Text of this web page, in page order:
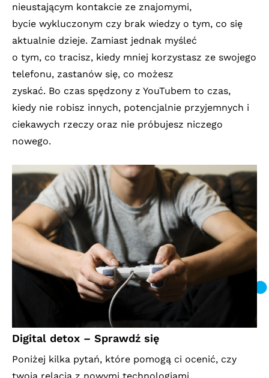
nieustającym kontakcie ze znajomymi,
bycie wykluczonym czy brak wiedzy o tym, co się
aktualnie dzieje. Zamiast jednak myśleć
o tym, co tracisz, kiedy mniej korzystasz ze swojego
telefonu, zastanów się, co możesz
zyskać. Bo czas spędzony z YouTubem to czas,
kiedy nie robisz innych, potencjalnie przyjemnych i
ciekawych rzeczy oraz nie próbujesz niczego
nowego.
Digital detox – Sprawdź się
Poniżej kilka pytań, które pomogą ci ocenić, czy